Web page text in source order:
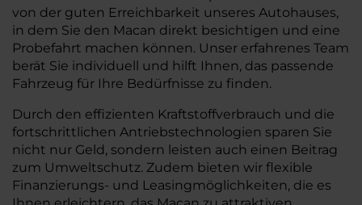
von der guten Erreichbarkeit unseres Autohauses,
in dem Sie den Macan direkt besichtigen und eine
Probefahrt machen können. Unser erfahrenes Team
berät Sie individuell und hilft Ihnen, das passende
Fahrzeug für Ihre Bedürfnisse zu finden.
Durch den effizienten Kraftstoffverbrauch und die
fortschrittlichen Antriebstechnologien sparen Sie
nicht nur Geld, sondern leisten auch einen Beitrag
zum Umweltschutz. Zudem bieten wir flexible
Finanzierungs- und Leasingmöglichkeiten, die es